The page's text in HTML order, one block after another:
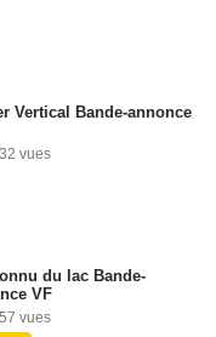
Vertical Bande-annonce
vues
du lac Bande-
VF
vues